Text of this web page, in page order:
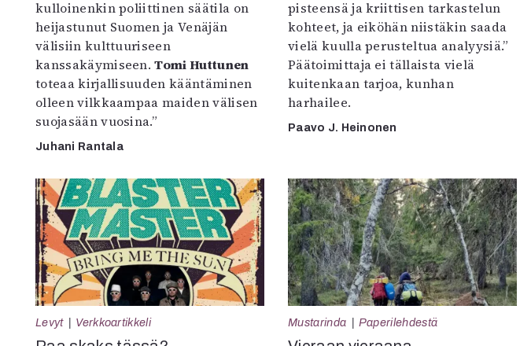
kulloinenkin poliittinen säätila on
heijastunut Suomen ja Venäjän
välisiin kulttuuriseen
kanssakäymiseen.Tomi Huttunen
toteaa kirjallisuuden kääntäminen
olleen vilkkaampaa maiden välisen
suojasään vuosina.”
Juhani Rantala
pisteensä ja kriittisen tarkastelun
kohteet, ja eiköhän niistäkin saada
vielä kuulla perusteltua analyysiä.”
Päätoimittaja ei tällaista vielä
kuitenkaan tarjoa, kunhan
harhailee.
Paavo J. Heinonen
Levyt Verkkoartikkeli Mustarinda Paperilehdestä